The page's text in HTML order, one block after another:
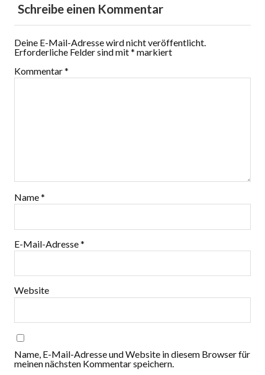
Schreibe einen Kommentar
Deine E-Mail-Adresse wird nicht veröffentlicht.
Erforderliche Felder sind mit* markiert
Kommentar*
Name*
E-Mail-Adresse*
Website
Name, E-Mail-Adresse und Website in diesem Browser für
meinen nächsten Kommentar speichern.